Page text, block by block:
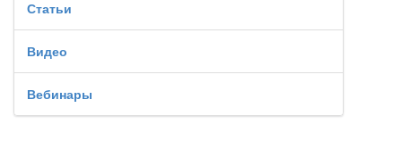
Статьи
Видео
Вебинары